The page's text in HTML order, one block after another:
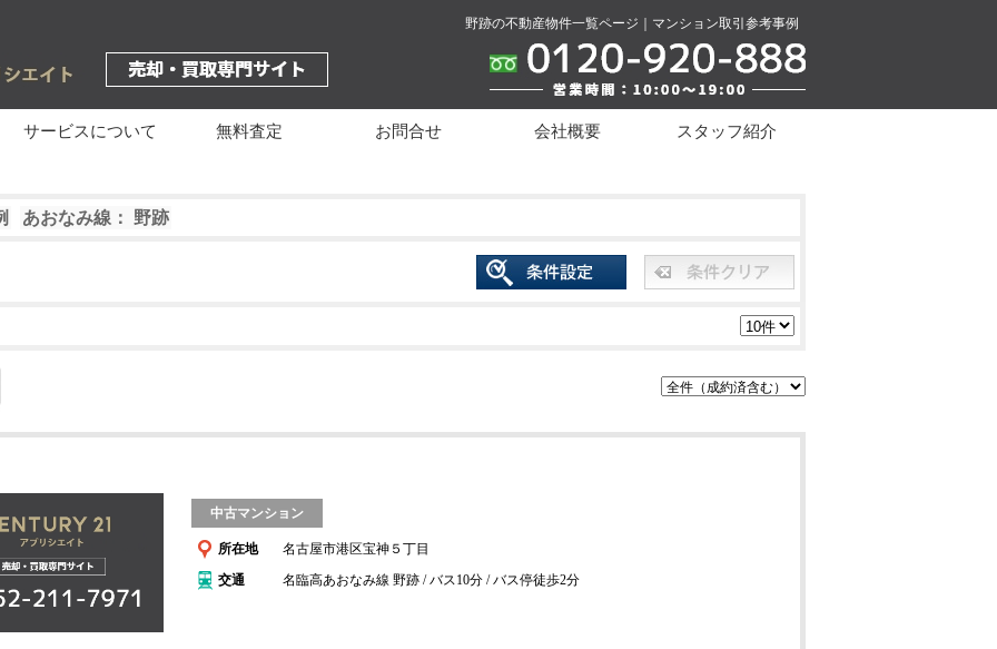
野跡の不動産物件一覧ページ｜マンション取引参考事例
サービスについて 無料査定 お問合せ 会社概要 スタッフ紹介
あおなみ線： 野跡
中古マンション
所在地
名古屋市港区宝神５丁目
交通
名臨高あおなみ線 野跡 / バス10分 / バス停徒歩2分